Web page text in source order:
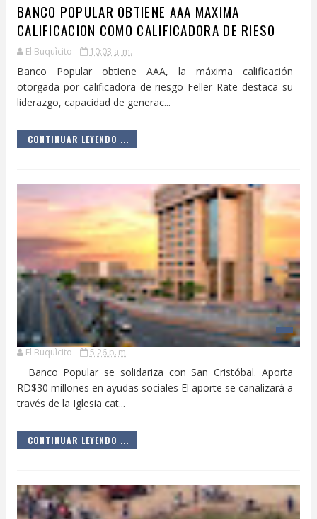
BANCO POPULAR OBTIENE AAA MAXIMA
CALIFICACION COMO CALIFICADORA DE RIESO
El Buquìcito 10:03 a. m.
Banco Popular obtiene AAA, la máxima calificación
otorgada por calificadora de riesgo Feller Rate destaca su
liderazgo, capacidad de generac...
CONTINUAR LEYENDO ...
El Buquìcito 5:26 p. m.
Banco Popular se solidariza con San Cristóbal. Aporta
RD$30 millones en ayudas sociales El aporte se canalizará a
través de la Iglesia cat...
CONTINUAR LEYENDO ...